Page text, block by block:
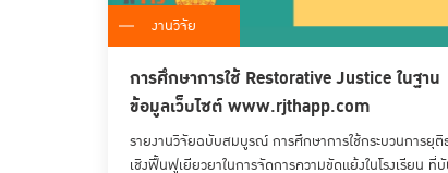
งานวิจัย
การศึกษาการใช้ Restorative Justice ในฐาน
ข้อมูลเว็บไซต์ www.rjthapp.com
รายงานวิจัยฉบับสมบูรณ์ การศึกษาการใช้กระบวนการยุติธรรม
เชิงฟื้นฟูเยียวยาในการจัดการความขัดแย้งในโรงเรียน ที่